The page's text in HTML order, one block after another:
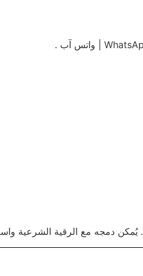
. يُمكن دمجه مع الرقية الشرعية